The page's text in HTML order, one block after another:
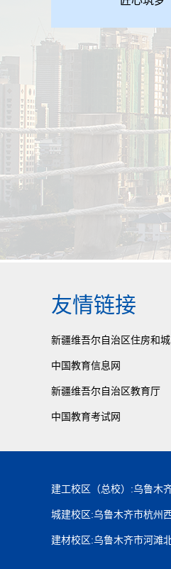
友情链接
新疆维吾尔自治区住房和
中国教育信息网
新疆维吾尔自治区教育厅
中国教育考试网
建工校区（总校）:乌鲁
城建校区:乌鲁木齐市
建材校区:乌鲁木齐市